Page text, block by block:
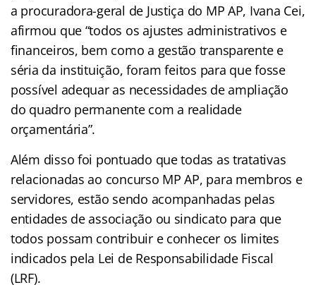
a procuradora-geral de Justiça do MP AP, Ivana Cei,
afirmou que “todos os ajustes administrativos e
financeiros, bem como a gestão transparente e
séria da instituição, foram feitos para que fosse
possível adequar as necessidades de ampliação
do quadro permanente com a realidade
orçamentária”.
Além disso foi pontuado que todas as tratativas
relacionadas ao concurso MP AP, para membros e
servidores, estão sendo acompanhadas pelas
entidades de associação ou sindicato para que
todos possam contribuir e conhecer os limites
indicados pela Lei de Responsabilidade Fiscal
(LRF).